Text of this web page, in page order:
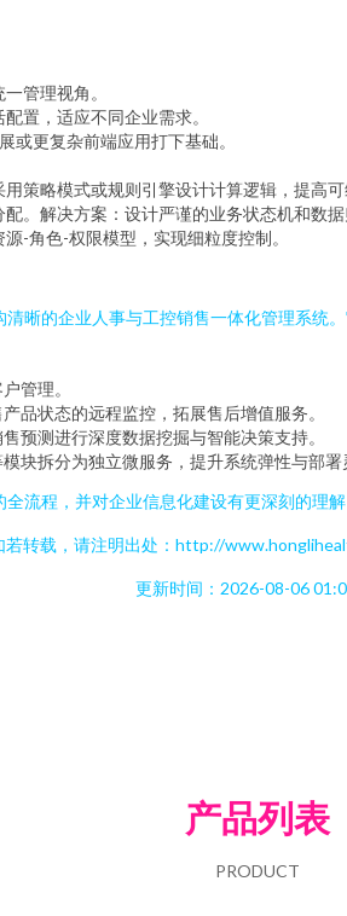
管理视角。
置，适应不同企业需求。
或更复杂前端应用打下基础。
策略模式或规则引擎设计计算逻辑，提高可
。解决方案：设计严谨的业务状态机和数据
-角色-权限模型，实现细粒度控制。
晰的企业人事与工控销售一体化管理系统
管理。
品状态的远程监控，拓展售后增值服务。
预测进行深度数据挖掘与智能决策支持。
块拆分为独立微服务，提升系统弹性与部署
流程，并对企业信息化建设有更深刻的理
若转载，请注明出处：http://
更新时间：2026-08-06
产品列表
PRODUCT